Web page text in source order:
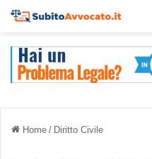
Home / Diritto Civile